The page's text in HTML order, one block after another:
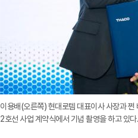
이용배(오른쪽) 현대로템 대표이사 사장과
2호선 사업 계약식에서 기념 촬영을 하고 있